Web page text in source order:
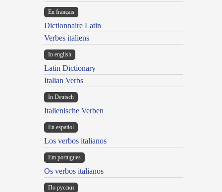
En français
Dictionnaire Latin
Verbes italiens
In english
Latin Dictionary
Italian Verbs
In Deutsch
Italienische Verben
En español
Los verbos italianos
Em portugues
Os verbos italianos
По русски